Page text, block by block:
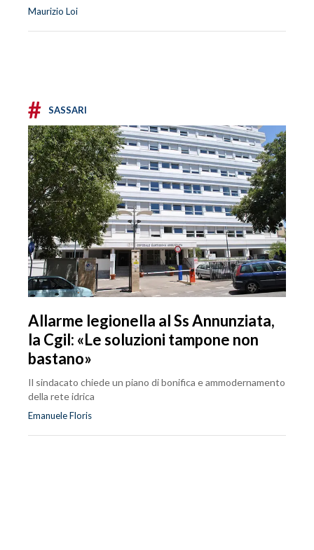
Maurizio Loi
# SASSARI
Allarme legionella al Ss Annunziata,
la Cgil: «Le soluzioni tampone non
bastano»
Il sindacato chiede un piano di bonifica e ammodernamento
della rete idrica
Emanuele Floris